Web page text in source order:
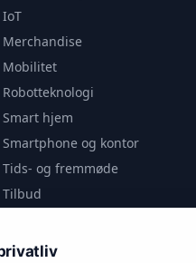
IoT
Merchandise
Mobilitet
Robotteknologi
Smart hjem
Smartphone og kontor
Tids- og fremmøde
Tilbud
Videoanalyse